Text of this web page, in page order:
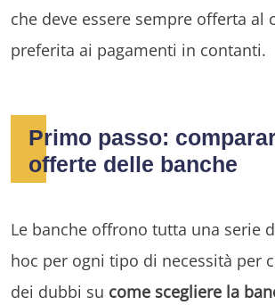
che deve essere sempre offerta al
preferita ai pagamenti in contanti.
Primo passo:
offerte delle banche
Le banche offrono tutta una serie
hoc per ogni tipo di necessità per
dei dubbi su come scegliere la